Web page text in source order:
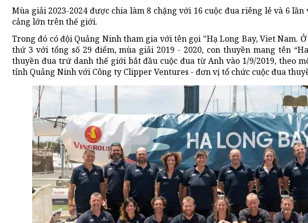
Mùa giải 2023-2024 được chia làm 8 chặng với 16 cuộc đua riêng lẻ và 6
cảng lớn trên thế giới.
Trong đó có đội Quảng Ninh tham gia với tên gọi "Hạ Long Bay, Viet Nam.
thứ 3 với tổng số 29 điểm, mùa giải 2019 - 2020, con thuyền mang tên
thuyền đua trứ danh thế giới bắt đầu cuộc đua từ Anh vào 1/9/2019, theo
tỉnh Quảng Ninh với Công ty Clipper Ventures - đơn vị tổ chức cuộc đua